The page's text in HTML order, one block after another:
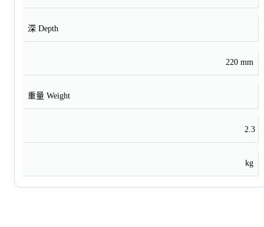
深 Depth
220 mm
重量 Weight
2.3
kg